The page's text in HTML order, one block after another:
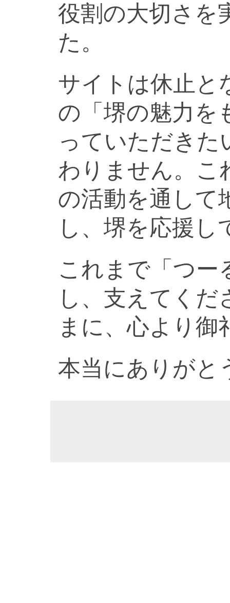
役割の大切さを
た。
サイトは休止と
の「堺の魅力を
っていただきた
わりません。こ
の活動を通して
し、堺を応援し
これまで「つー
し、支えてく
まに、心より御
本当にありがと